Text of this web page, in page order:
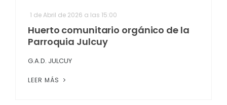
1 de Abril de 2026 a las 15:00
Huerto comunitario orgánico de la
Parroquia Julcuy
G.A.D. JULCUY
LEER MÁS